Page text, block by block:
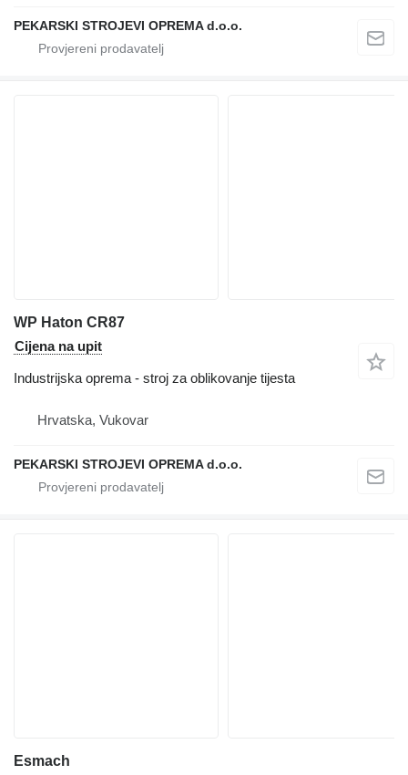
PEKARSKI STROJEVI OPREMA d.o.o.
WP Haton CR87
Cijena na upit
Industrijska oprema - stroj za oblikovanje tijesta
Hrvatska, Vukovar
PEKARSKI STROJEVI OPREMA d.o.o.
Esmach